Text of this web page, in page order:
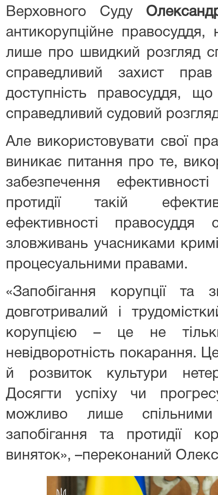
Верховного Суду
антикорупційне
лише про швидкий розгляд
справедливий захист
доступність правосуддя,
справедливий судовий
Але використовувати свої
виникає питання про те,
забезпечення
протидії такій
ефективності правосуддя
зловживань учасниками
процесуальними правами.
«Запобігання корупції та
довготривалий і
корупцією – це не
невідворотність покарання.
й розвиток культури
Досягти успіху чи
можливо лише
запобігання та протидії
виняток», –переконаний